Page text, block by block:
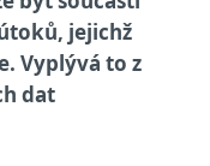
jejichž
Vyplývá to z
dat